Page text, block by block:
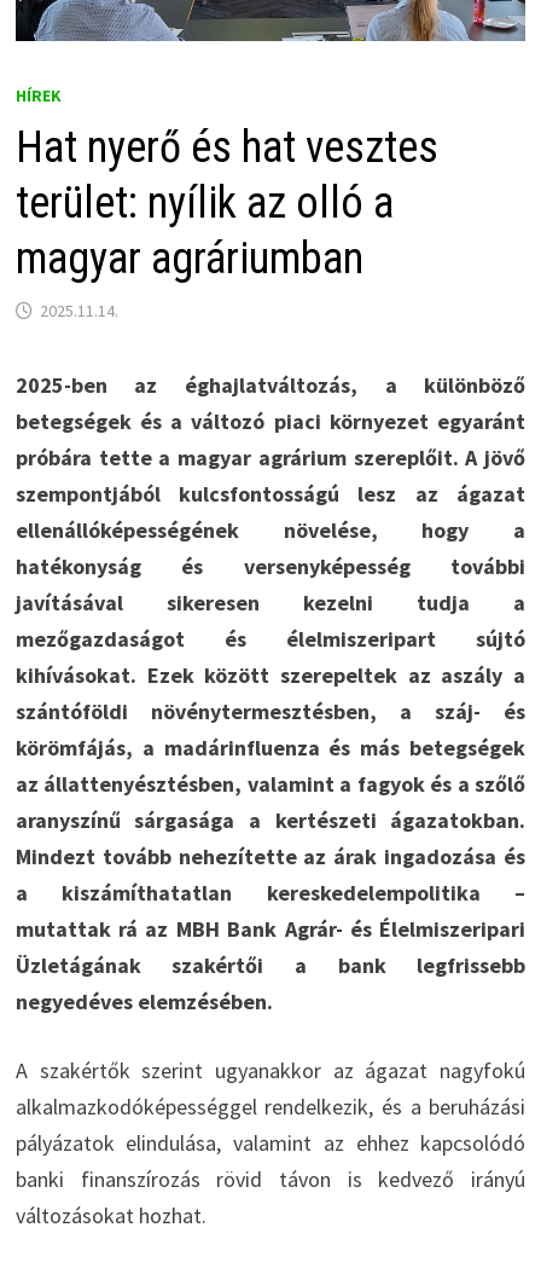
HÍREK
Hat nyerő és hat vesztes
terület: nyílik az olló a
magyar agráriumban
2025.11.14.
2025-ben az éghajlatváltozás, a különböző
betegségek és a változó piaci környezet egyaránt
próbára tette a magyar agrárium szereplőit. A jövő
szempontjából kulcsfontosságú lesz az ágazat
ellenállóképességének növelése, hogy a
hatékonyság és versenyképesség további
javításával sikeresen kezelni tudja a
mezőgazdaságot és élelmiszeripart sújtó
kihívásokat. Ezek között szerepeltek az aszály a
szántóföldi növénytermesztésben, a száj- és
körömfájás, a madárinfluenza és más betegségek
az állattenyésztésben, valamint a fagyok és a szőlő
aranyszínű sárgasága a kertészeti ágazatokban.
Mindezt tovább nehezítette az árak ingadozása és
a kiszámíthatatlan kereskedelempolitika –
mutattak rá az MBH Bank Agrár- és Élelmiszeripari
Üzletágának szakértői a bank legfrissebb
negyedéves elemzésében.
A szakértők szerint ugyanakkor az ágazat nagyfokú
alkalmazkodóképességgel rendelkezik, és a beruházási
pályázatok elindulása, valamint az ehhez kapcsolódó
banki finanszírozás rövid távon is kedvező irányú
változásokat hozhat.